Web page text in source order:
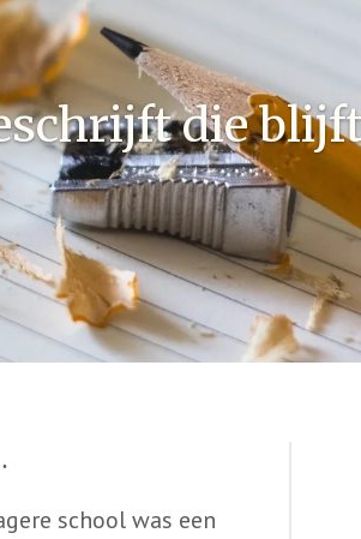
die
school was een